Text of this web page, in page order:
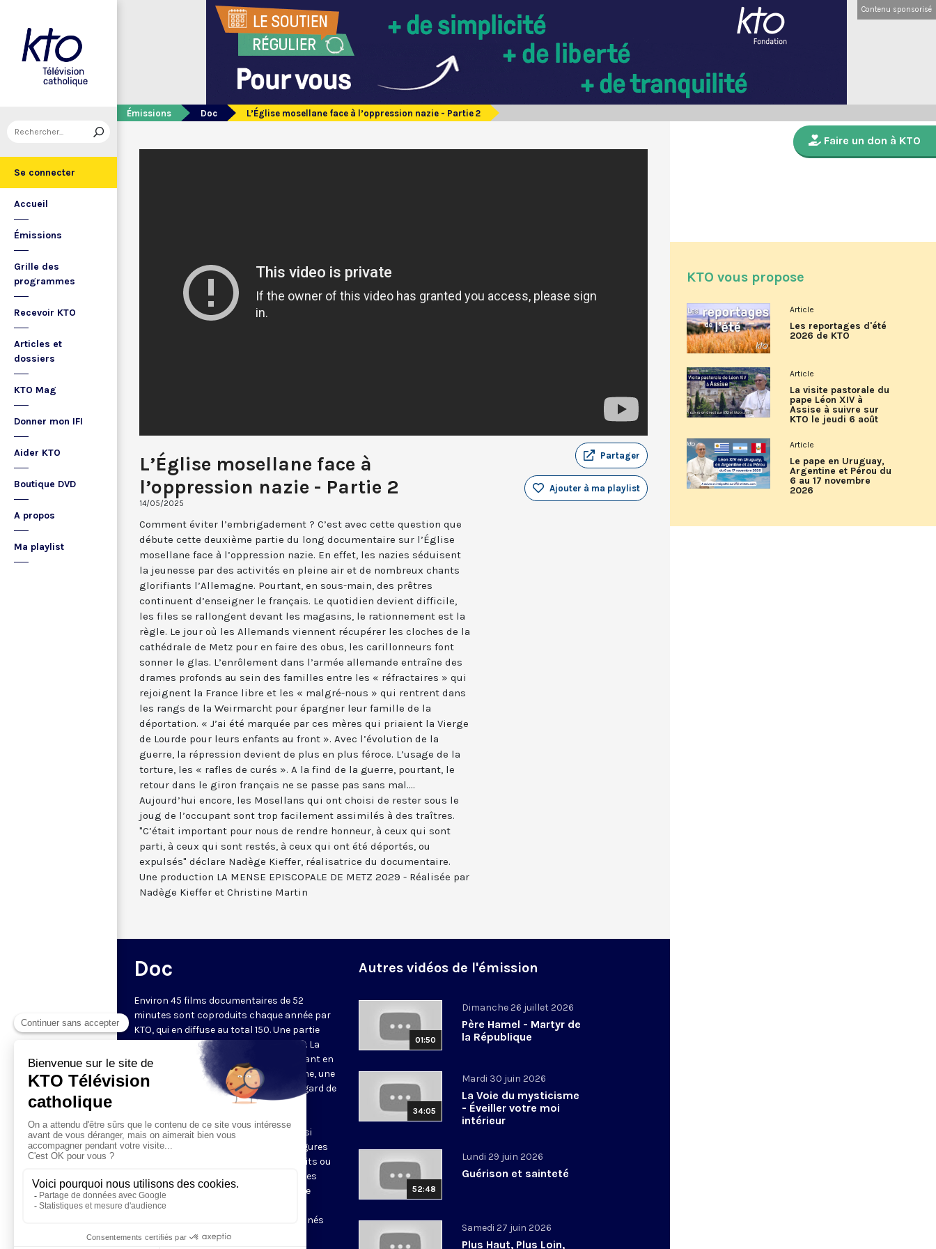
Se connecter
Accueil
Émissions
Grille des
programmes
Recevoir KTO
Articles et
dossiers
KTO Mag
Donner mon IFI
Aider KTO
Boutique DVD
A propos
Ma playlist
Contenu sponsorisé
Émissions Doc L’Église mosellane face à l’oppression nazie - Partie 2
L’Église mosellane face à
l’oppression nazie - Partie 2
14/05/2025
Partager
Ajouter à ma playlist
Comment éviter l’embrigadement ? C’est avec cette question que
débute cette deuxième partie du long documentaire sur l’Église
mosellane face à l’oppression nazie. En effet, les nazies séduisent
la jeunesse par des activités en pleine air et de nombreux chants
glorifiants l’Allemagne. Pourtant, en sous-main, des prêtres
continuent d’enseigner le français. Le quotidien devient difficile,
les files se rallongent devant les magasins, le rationnement est la
règle. Le jour où les Allemands viennent récupérer les cloches de la
cathédrale de Metz pour en faire des obus, les carillonneurs font
sonner le glas. L’enrôlement dans l’armée allemande entraîne des
drames profonds au sein des familles entre les « réfractaires » qui
rejoignent la France libre et les « malgré-nous » qui rentrent dans
les rangs de la Weirmarcht pour épargner leur famille de la
déportation. « J’ai été marquée par ces mères qui priaient la Vierge
de Lourde pour leurs enfants au front ». Avec l’évolution de la
guerre, la répression devient de plus en plus féroce. L’usage de la
torture, les « rafles de curés ». A la find de la guerre, pourtant, le
retour dans le giron français ne se passe pas sans mal....
Aujourd’hui encore, les Mosellans qui ont choisi de rester sous le
joug de l’occupant sont trop facilement assimilés à des traîtres.
"C’était important pour nous de rendre honneur, à ceux qui sont
parti, à ceux qui sont restés, à ceux qui ont été déportés, ou
expulsés" déclare Nadège Kieffer, réalisatrice du documentaire.
Une production LA MENSE EPISCOPALE DE METZ 2029 - Réalisée par
Nadège Kieffer et Christine Martin
Doc
Environ 45 films documentaires de 52
minutes sont coproduits chaque année par
KTO, qui en diffuse au total 150. Une partie
d'entre eux est disponible sur Internet. La
chaîne privilégie des documents mettant en
valeur une vision chrétienne de l'homme, une
lecture des questions de société au regard de
la doctrine sociale de l'Église, une
chrétien. Les documentaires sont aussi
l'occasion de découvrir des grandes figures
du christianisme, à travers des portraits ou
des récits, et de partir à la rencontre des
communautés chrétiennes à travers le
monde. Ces films sont régulièrement
remarqués dans la presse et sélectionnés
dans les festivals.
Autres vidéos de l'émission
01:50
Dimanche 26 juillet 2026
Père Hamel - Martyr de
la République
34:05
Mardi 30 juin 2026
La Voie du mysticisme
- Éveiller votre moi
intérieur
52:48
Lundi 29 juin 2026
Guérison et sainteté
Samedi 27 juin 2026
Plus Haut, Plus Loin,
Faire un don à KTO
KTO vous propose
Article
Les reportages d'été
2026 de KTO
Article
La visite pastorale du
pape Léon XIV à
Assise à suivre sur
KTO le jeudi 6 août
Article
Le pape en Uruguay,
Argentine et Pérou du
6 au 17 novembre
2026